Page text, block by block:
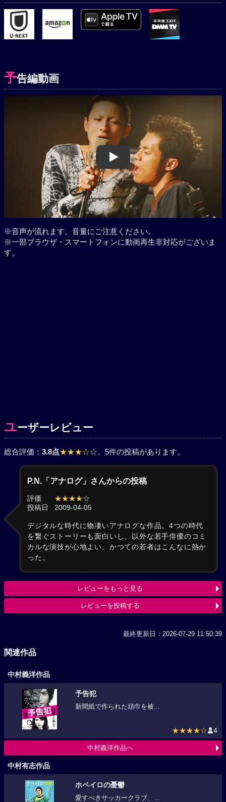
予告編動画
Play
※音声が流れます。音量にご注意ください。
※一部ブラウザ・スマートフォンに動画再生非対応がございま
す。
ユーザーレビュー
総合評価： 3.8点★★★☆☆ 、5件の投稿があります。
P.N.「アナログ」さんからの投稿
評価 ★★★★☆
投稿日
2009-04-05
デジタルな時代に物凄いアナログな作品。4つの時代
を繋ぐストーリーも面白いし、以外な若手俳優のコミ
カルな演技が心地よい。かつての若者はこんなに熱か
った。
レビューをもっと見る
レビューを投稿する
最終更新日：2026-07-29 11:50:39
関連作品
中村義洋作品
予告犯
新聞紙で作られた頭巾を被...
★★★★☆ 4
中村義洋作品へ
中村有志作品
ホペイロの憂鬱
愛すべきサッカークラブ、...